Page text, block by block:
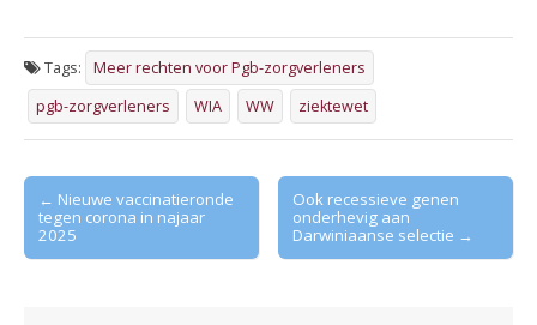
Tags:
Meer rechten voor Pgb-zorgverleners
pgb-zorgverleners
WIA WW ziektewet
Post
navigation
← Nieuwe vaccinatieronde
tegen corona in najaar
2025
Ook recessieve genen
onderhevig aan
Darwiniaanse selectie →